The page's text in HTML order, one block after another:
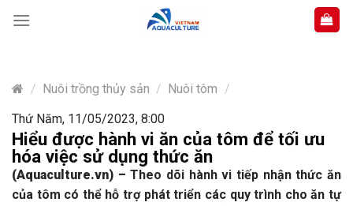
content
/ Nuôi trồng thủy sản / Nuôi tôm /
Thứ Năm, 11/05/2023, 8:00
Hiểu được hành vi ăn của tôm để tối ưu
hóa việc sử dụng thức ăn
(Aquaculture.vn) –Theo dõi hành vi tiếp nhận thức ăn
của tôm có thể hỗ trợ phát triển các quy trình cho ăn tự